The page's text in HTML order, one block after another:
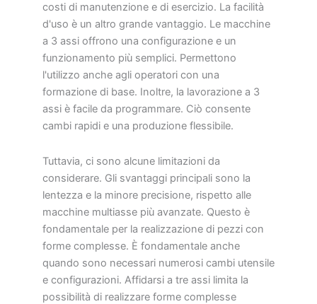
costi di manutenzione e di esercizio. La facilità
d'uso è un altro grande vantaggio. Le macchine
a 3 assi offrono una configurazione e un
funzionamento più semplici. Permettono
l'utilizzo anche agli operatori con una
formazione di base. Inoltre, la lavorazione a 3
assi è facile da programmare. Ciò consente
cambi rapidi e una produzione flessibile.
Tuttavia, ci sono alcune limitazioni da
considerare. Gli svantaggi principali sono la
lentezza e la minore precisione, rispetto alle
macchine multiasse più avanzate. Questo è
fondamentale per la realizzazione di pezzi con
forme complesse. È fondamentale anche
quando sono necessari numerosi cambi utensile
e configurazioni. Affidarsi a tre assi limita la
possibilità di realizzare forme complesse